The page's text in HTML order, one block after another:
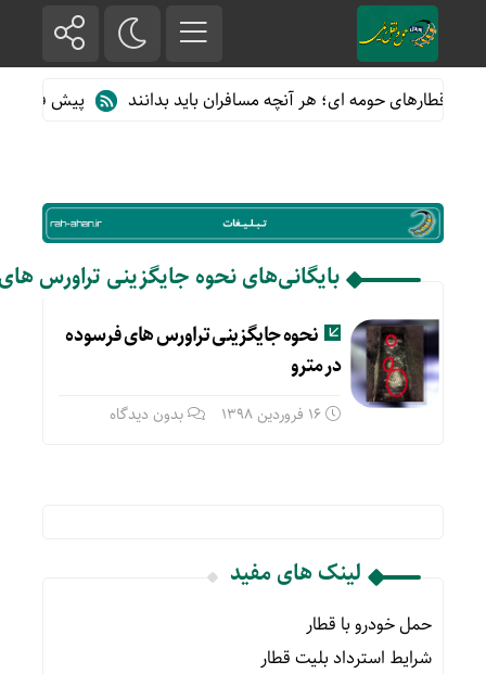
از قطارهای حومه ای؛ هر آنچه مسافران باید بدانند پیش فروش
بایگانی‌های نحوه جایگزینی تراورس
نحوه جایگزینی تراورس های فرسوده
در مترو
16 فروردین 1398 بدون دیدگاه
لینک های مفید
حمل خودرو با قطار
شرایط استرداد بلیت قطار